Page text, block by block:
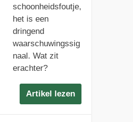
schoonheidsfoutje,
het is een
dringend
waarschuwingssig
naal. Wat zit
erachter?
Artikel lezen